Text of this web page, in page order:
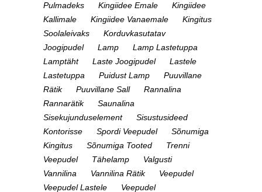
Pulmadeks
Kingiidee Emale
Kingiidee
Kallimale
Kingiidee Vanaemale
Kingitus
Soolaleivaks
Korduvkasutatav
Joogipudel
Lamp
Lamp Lastetuppa
Lamptäht
Laste Joogipudel
Lastele
Lastetuppa
Puidust Lamp
Puuvillane
Rätik
Puuvillane Sall
Rannalina
Rannarätik
Saunalina
Sisekujunduselement
Sisustusideed
Kontorisse
Spordi Veepudel
Sõnumiga
Kingitus
Sõnumiga Tooted
Trenni
Veepudel
Tähelamp
Valgusti
Vannilina
Vannilina Rätik
Veepudel
Veepudel Lastele
Veepudel